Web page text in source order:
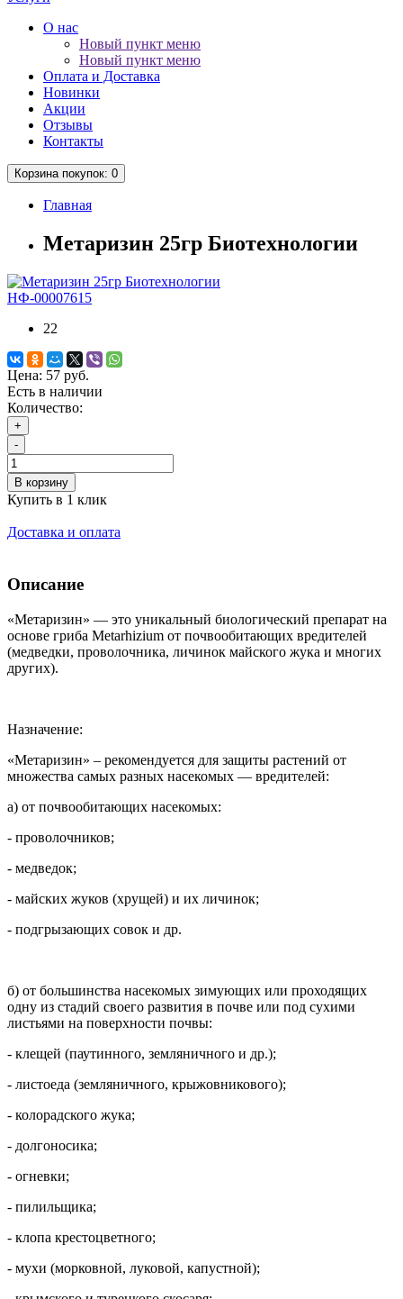
О нас
Новый пункт меню
Новый пункт меню
Оплата и Доставка
Новинки
Акции
Отзывы
Контакты
Корзина покупок: 0
Главная
Метаризин 25гр Биотехнологии
НФ-00007615
22
Цена: 57 руб.
Есть в наличии
Количество:
+
-
В корзину
Купить в 1 клик
Доставка и оплата
Описание
«Метаризин» — это уникальный биологический препарат на
основе гриба Metarhizium от почвообитающих вредителей
(медведки, проволочника, личинок майского жука и многих
других).
Назначение:
«Метаризин» – рекомендуется для защиты растений от
множества самых разных насекомых — вредителей:
а) от почвообитающих насекомых:
- проволочников;
- медведок;
- майских жуков (хрущей) и их личинок;
- подгрызающих совок и др.
б) от большинства насекомых зимующих или проходящих
одну из стадий своего развития в почве или под сухими
листьями на поверхности почвы:
- клещей (паутинного, земляничного и др.);
- листоеда (земляничного, крыжовникового);
- колорадского жука;
- долгоносика;
- огневки;
- пилильщика;
- клопа крестоцветного;
- мухи (морковной, луковой, капустной);